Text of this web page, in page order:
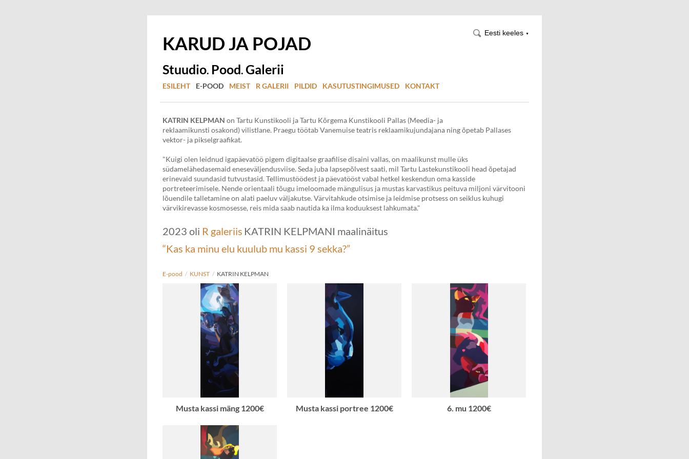
Eesti keeles ▼
KARUD JA POJAD
Stuudio. Pood. Galerii
ESILEHT E-POOD MEIST R GALERII PILDID KASUTUSTINGIMUSED KONTAKT
KATRIN KELPMAN on Tartu Kunstikooli ja Tartu Kõrgema Kunstikooli Pallas (Meedia- ja
reklaamikunsti osakond) vilistlane. Praegu töötab Vanemuise teatris reklaamikujundajana ning õpetab Pallases
vektor- ja pikselgraafikat.
"Kuigi olen leidnud igapäevatöö pigem digitaalse graafilise disaini vallas, on maalikunst mulle üks
südamelähedasemaid eneseväljendusviise. Seda juba lapsepõlvest saati, mil Tartu Lastekunstikooli head õpetajad
erinevaid suundasid tutvustasid. Tellimustöödest ja päevatööst vabal hetkel keskendun oma kasside
portreteerimisele. Nende orientaali tõugu imeloomade mängulisus ja mustas karvastikus peituva miljoni värvitooni
lõuendile talletamine on alati paeluv väljakutse. Värvitahkude otsimise ja leidmise protsess on seiklus kuhugi
värvikirevasse kosmosesse, reis mida saab nautida ka ilma koduuksest lahkumata."
2023 oli R galeriis KATRIN KELPMANI maalinäitus
“Kas ka minu elu kuulub mu kassi 9 sekka?”
E-pood / KUNST / KATRIN KELPMAN
Musta kassi mäng 1200€ Musta kassi portree 1200€ 6. mu 1200€